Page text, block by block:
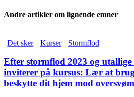
Andre artikler om lignende emner
Det sker Kurser Stormflod
Efter stormflod 2023 og
inviterer på kursus: Lær at
beskytte dit hjem mod